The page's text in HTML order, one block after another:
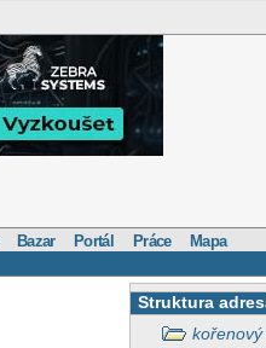
Bazar Portál Práce Mapa
Struktura